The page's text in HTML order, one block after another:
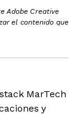
Adobe Creative
el contenido que
MarTech
y